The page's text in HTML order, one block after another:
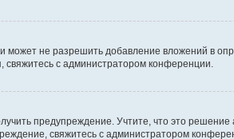
не разрешить добавление вложений в
свяжитесь с администратором конференции.
предупреждение. Учтите, что это
свяжитесь с администратором